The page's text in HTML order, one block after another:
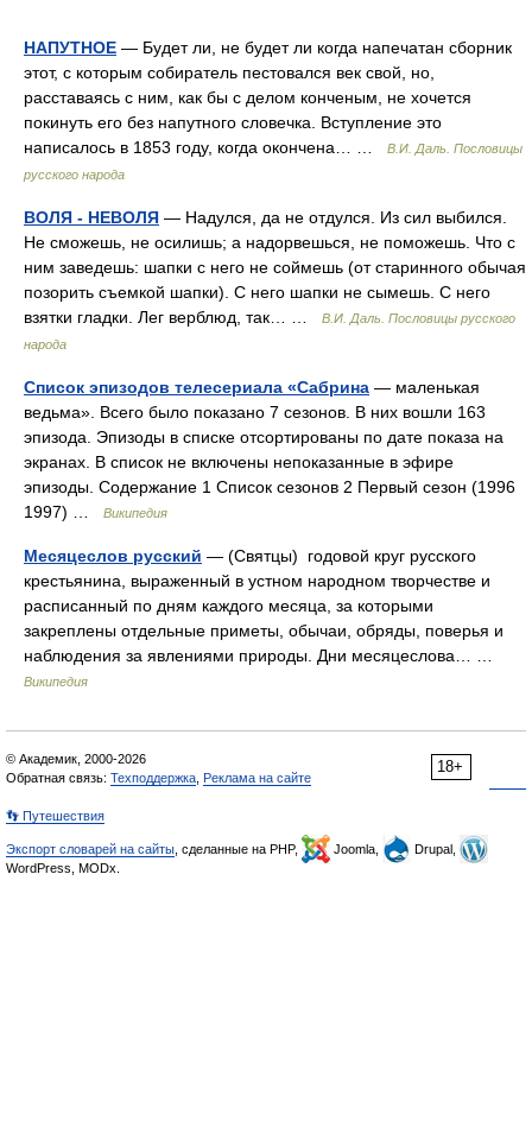
НАПУТНОЕ — Будет ли, не будет ли когда напечатан сборник
этот, с которым собиратель пестовался век свой, но,
расставаясь с ним, как бы с делом конченым, не хочется
покинуть его без напутного словечка. Вступление это
написалось в 1853 году, когда окончена… …
В.И. Даль. Пословицы
русского народа
ВОЛЯ - НЕВОЛЯ — Надулся, да не отдулся. Из сил выбился.
Не сможешь, не осилишь; а надорвешься, не поможешь. Что с
ним заведешь: шапки с него не соймешь (от старинного обычая
позорить съемкой шапки). С него шапки не сымешь. С него
взятки гладки. Лег верблюд, так… …
В.И. Даль. Пословицы русского
народа
Список эпизодов телесериала «Сабрина — маленькая
ведьма». Всего было показано 7 сезонов. В них вошли 163
эпизода. Эпизоды в списке отсортированы по дате показа на
экранах. В список не включены непоказанные в эфире
эпизоды. Содержание 1 Список сезонов 2 Первый сезон (1996
1997) …
Википедия
Месяцеслов русский — (Святцы) годовой круг русского
крестьянина, выраженный в устном народном творчестве и
расписанный по дням каждого месяца, за которыми
закреплены отдельные приметы, обычаи, обряды, поверья и
наблюдения за явлениями природы. Дни месяцеслова… …
Википедия
18+
© Академик, 2000-2026
Обратная связь: Техподдержка Реклама на сайте
👣 Путешествия
Экспорт словарей на сайты , сделанные на PHP, Joomla,
Drupal,
WordPress, MODx.